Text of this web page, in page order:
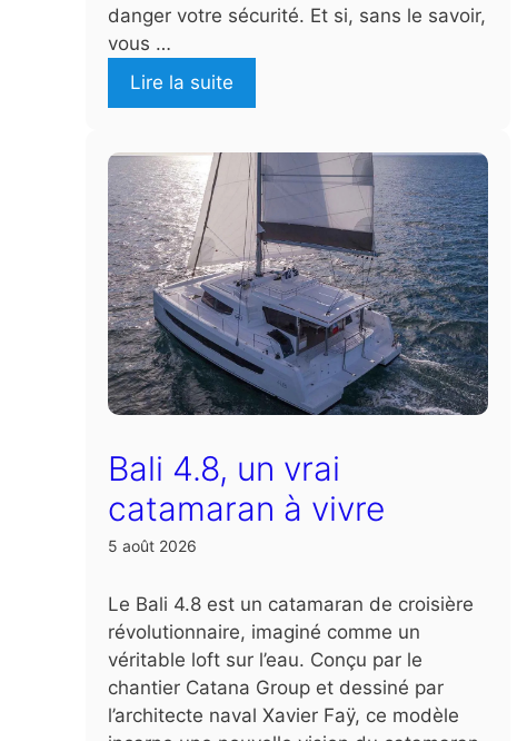
danger votre sécurité. Et si, sans le savoir,
vous …
Lire la suite
Bali 4.8, un vrai
catamaran à vivre
5 août 2026
Le Bali 4.8 est un catamaran de croisière
révolutionnaire, imaginé comme un
véritable loft sur l’eau. Conçu par le
chantier Catana Group et dessiné par
l’architecte naval Xavier Faÿ, ce modèle